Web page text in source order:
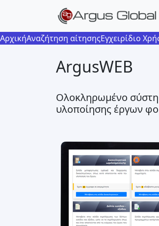
ΑρχικήΑναζήτηση αίτησηςΕγχειρίδιο
ArgusWEB
Ολοκληρωμένο
υλοποίησης έργων